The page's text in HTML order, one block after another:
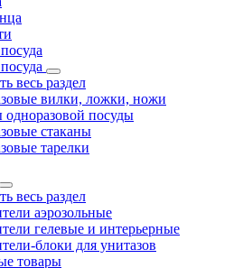
весь раздел
вилки, ложки, ножи
посуды
стаканы
тарелки
весь раздел
аэрозольные
гелевые и интерьерные
блоки для унитазов
товары